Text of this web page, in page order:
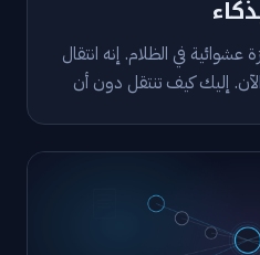
في الظلام. إنه انتقال
إليك كيف تنتقل دون أن